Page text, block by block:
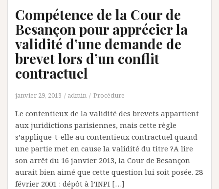
Compétence de la Cour de
Besançon pour apprécier la
validité d’une demande de
brevet lors d’un conflit
contractuel
janvier 29, 2013 admin Procédure
Le contentieux de la validité des brevets appartient
aux juridictions parisiennes, mais cette règle
s’applique-t-elle au contentieux contractuel quand
une partie met en cause la validité du titre ?A lire
son arrêt du 16 janvier 2013, la Cour de Besançon
aurait bien aimé que cette question lui soit posée. 28
février 2001 : dépôt à l’INPI […]